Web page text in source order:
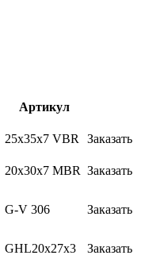
Артикул
25х35х7 VBR
Заказать
20x30x7 MBR Заказать
G-V 306 Заказать
GHL20x27x3
Заказать